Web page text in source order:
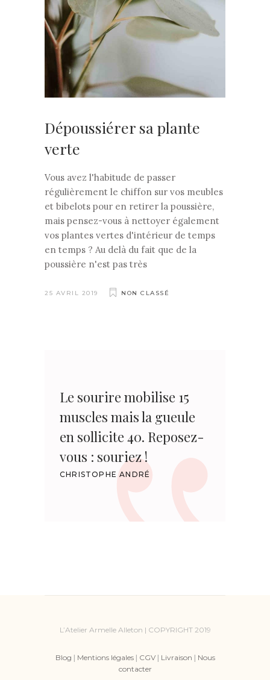
Dépoussiérer sa plante
verte
Vous avez l'habitude de passer
régulièrement le chiffon sur vos meubles
et bibelots pour en retirer la poussière,
mais pensez-vous à nettoyer également
vos plantes vertes d'intérieur de temps
en temps ? Au delà du fait que de la
poussière n'est pas très
25 AVRIL 2019 NON CLASSÉ
Le sourire mobilise 15
muscles mais la gueule
en sollicite 40. Reposez-
vous : souriez !
CHRISTOPHE ANDRÉ
L’Atelier Armelle Alleton | COPYRIGHT 2019
Blog | Mentions légales| CGV| Livraison | Nous
contacter